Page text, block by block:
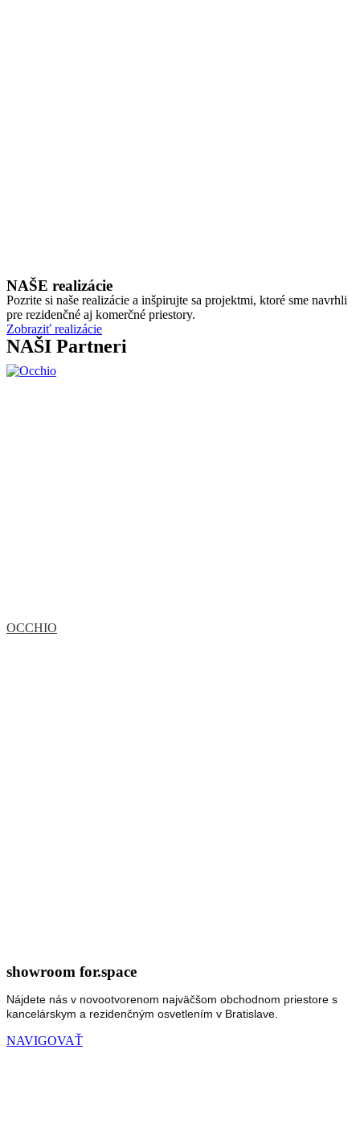
NAŠE realizácie
Pozrite si naše realizácie a inšpirujte sa projektmi, ktoré sme navrhli
pre rezidenčné aj komerčné priestory.
Zobraziť realizácie
NAŠI Partneri
OCCHIO
showroom for.space
Nájdete nás v novootvorenom najväčšom obchodnom priestore s
kancelárskym a rezidenčným osvetlením v Bratislave.
NAVIGOVAŤ